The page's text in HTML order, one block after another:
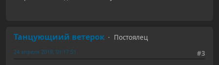
Танцующиий ветерок
Постоялец
#3
24 апреля 2019, 01:17:51